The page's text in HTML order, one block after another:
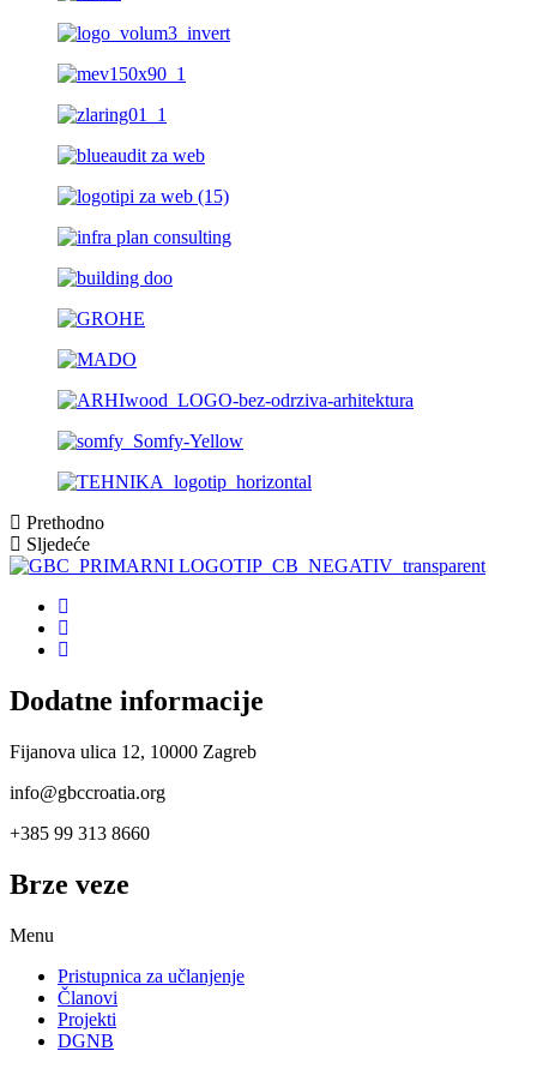
Prethodno
Sljedeće
Dodatne informacije
Fijanova ulica 12, 10000 Zagreb
info@gbccroatia.org
+385 99 313 8660
Brze veze
Menu
Pristupnica za učlanjenje
Članovi
Projekti
DGNB